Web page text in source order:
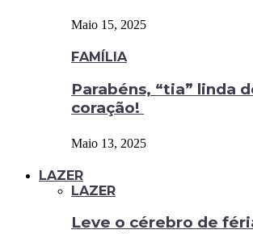
Maio 15, 2025
FAMÍLIA
Parabéns, “tia” linda
coração!
Maio 13, 2025
LAZER
LAZER
Leve o cérebro de